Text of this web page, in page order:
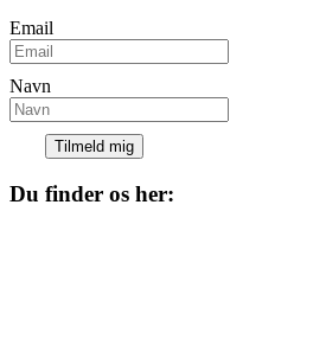
Email
Navn
Tilmeld mig
Du finder os her: